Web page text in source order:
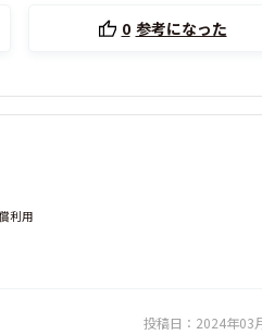
0 参考になった
利用
投稿日： 2024年03